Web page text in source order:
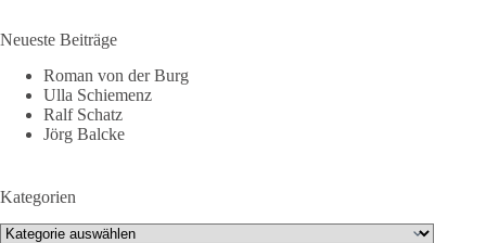
Neueste Beiträge
Roman von der Burg
Ulla Schiemenz
Ralf Schatz
Jörg Balcke
Kategorien
Kategorien